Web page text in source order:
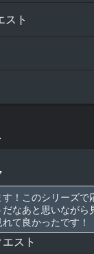
スト
！このシリーズで
なあと思いながら
て良かったです！
スト